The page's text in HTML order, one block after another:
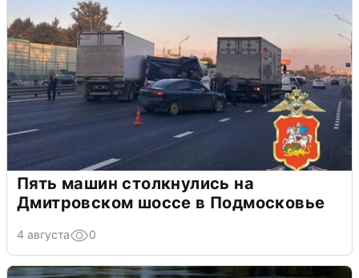
Пять машин столкнулись на
Дмитровском шоссе в Подмосковье
4 августа 0